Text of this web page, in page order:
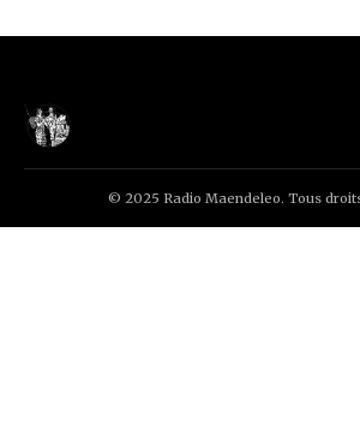
© 2025 Radio Maendeleo. Tous